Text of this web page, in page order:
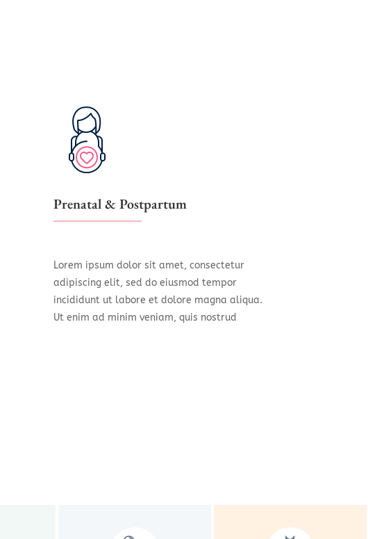
Prenatal & Postpartum
Lorem ipsum dolor sit amet, consectetur
adipiscing elit, sed do eiusmod tempor
incididunt ut labore et dolore magna aliqua.
Ut enim ad minim veniam, quis nostrud